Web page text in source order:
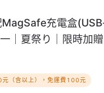
充電盒
｜夏祭り｜限時加
（含以上），免運費100元